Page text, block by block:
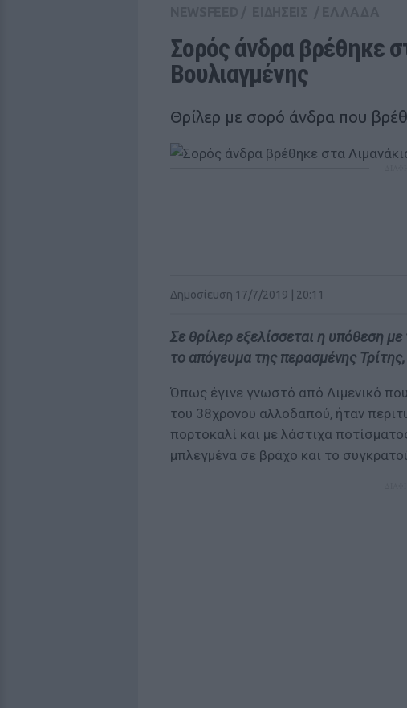
Σορός άνδρα βρέθηκε
Βουλιαγμένης
Θρίλερ με σορό άνδρα που
Δημοσίευση 17/7/2019 | 20:11
Σε θρίλερ εξελίσσεται η υπόθεση
το απόγευμα της περασμένης
Όπως έγινε γνωστό από Λιμενικό
του 38χρονου αλλοδαπού, ήταν
πορτοκαλί και με λάστιχα
μπλεγμένα σε βράχο και το